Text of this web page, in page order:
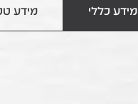
מידע כללי מידע